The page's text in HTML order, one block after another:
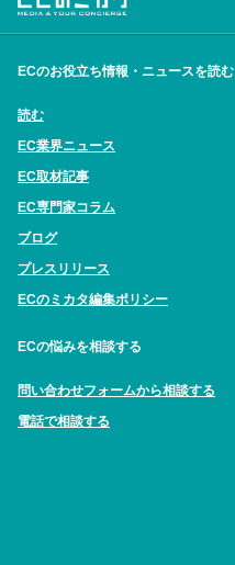
ECのお役立ち情報・ニュースを読む
読む
EC業界ニュース
EC取材記事
EC専門家コラム
ブログ
プレスリリース
ECのミカタ編集ポリシー
ECの悩みを相談する
問い合わせフォームから相談する
電話で相談する